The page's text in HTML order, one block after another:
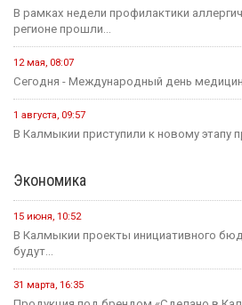
31 июля, 18:51
Детали предстоящего международного
обсудили Первый зампредседателя
Политика
Сегодня в Элисте состоится заседание
20 июля, 11:17
В преддверии Единого дня голосования
Республики активно...